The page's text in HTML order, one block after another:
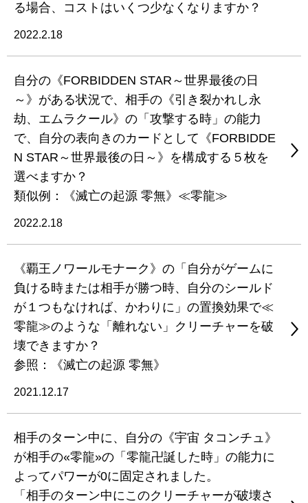
る場合、コストはいくつ少なくなりますか？
2022.2.18
自分の《FORBIDDEN STAR～世界最後の日
～》がある状況で、相手の《引き裂かれし永
劫、エムラクール》の「攻撃する時」の能力
で、自分の表向きのカードとして《FORBIDDE
N STAR～世界最後の日～》を構成する５枚を
選べますか？
類似例：《滅亡の起源 零無》≪零龍≫
2022.2.18
《覇王ノワールモナーク》の「自分がゲームに
負ける時または相手が勝つ時、自分のシールド
が１つもなければ、かわりに」の置換効果で≪
零龍≫のような「離れない」クリーチャーを破
壊できますか？
参照：《滅亡の起源 零無》
2021.12.17
相手のターン中に、自分の《宇宙 タコンチュ》
が相手の«零龍»の「零龍卍誕した時」の能力に
よってパワーが0に固定されました。
「相手のターン中にこのクリーチャーが破壊さ